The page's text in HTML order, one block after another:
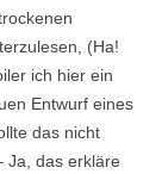
(Ha!
ich hier ein
Entwurf eines
das nicht
Ja, das erkläre